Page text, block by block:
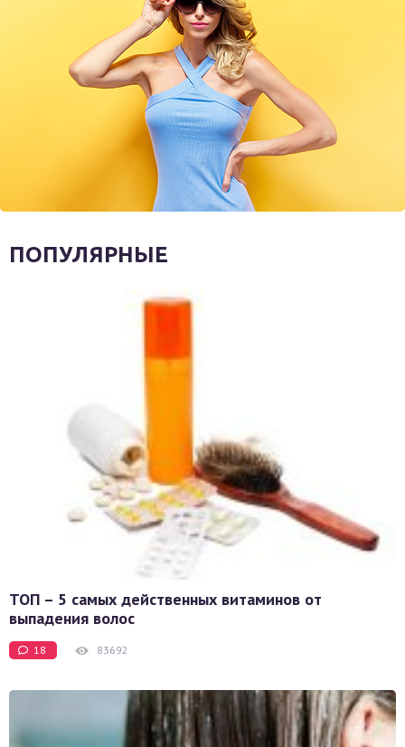
ПОПУЛЯРНЫЕ
ТОП – 5 самых действенных витаминов от
выпадения волос
18 83692